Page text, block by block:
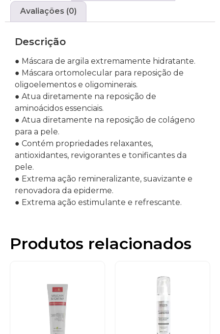
Avaliações (0)
Descrição
● Máscara de argila extremamente hidratante.
● Máscara ortomolecular para reposição de
oligoelementos e oligominerais.
● Atua diretamente na reposição de
aminoácidos essenciais.
● Atua diretamente na reposição de colágeno
para a pele.
● Contém propriedades relaxantes,
antioxidantes, revigorantes e tonificantes da
pele.
● Extrema ação remineralizante, suavizante e
renovadora da epiderme.
● Extrema ação estimulante e refrescante.
Produtos relacionados